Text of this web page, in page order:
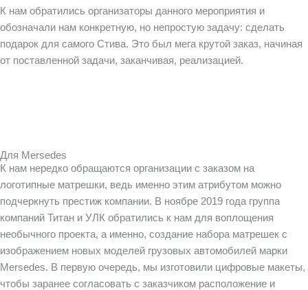
К нам обратились организаторы данного мероприятия и
обозначали нам конкретную, но непростую задачу: сделать
подарок для самого Стива. Это был мега крутой заказ, начиная
от поставленной задачи, заканчивая, реализацией.
Для Mersedes
К нам нередко обращаются организации с заказом на
логотипные матрешки, ведь именно этим атрибутом можно
подчеркнуть престиж компании. В ноябре 2019 года группа
компаний Титан и УЛК обратились к нам для воплощения
необычного проекта, а именно, создание набора матрешек с
изображением новых моделей грузовых автомобилей марки
Mersedes. В первую очередь, мы изготовили цифровые макеты,
чтобы заранее согласовать с заказчиком расположение и